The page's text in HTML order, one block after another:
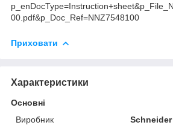
00.pdf&p_Doc_Ref=NNZ7548100
Приховати
Характеристики
Основні
Виробник